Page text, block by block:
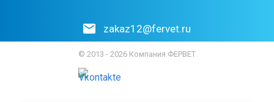
zakaz12@fervet.ru
© 2013 - 2026 Компания ФЕРВЕТ